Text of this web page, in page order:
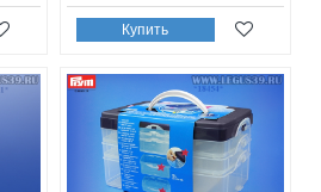
Купить